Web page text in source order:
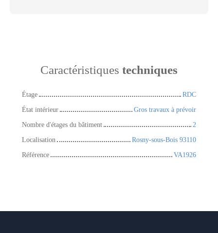
Caractéristiques techniques
Étage
RDC
État intérieur
Gros travaux à prévoir
Nombre d'étages du bâtiment
2
Localisation
Rosny-sous-Bois 93110
Référence
VA1926